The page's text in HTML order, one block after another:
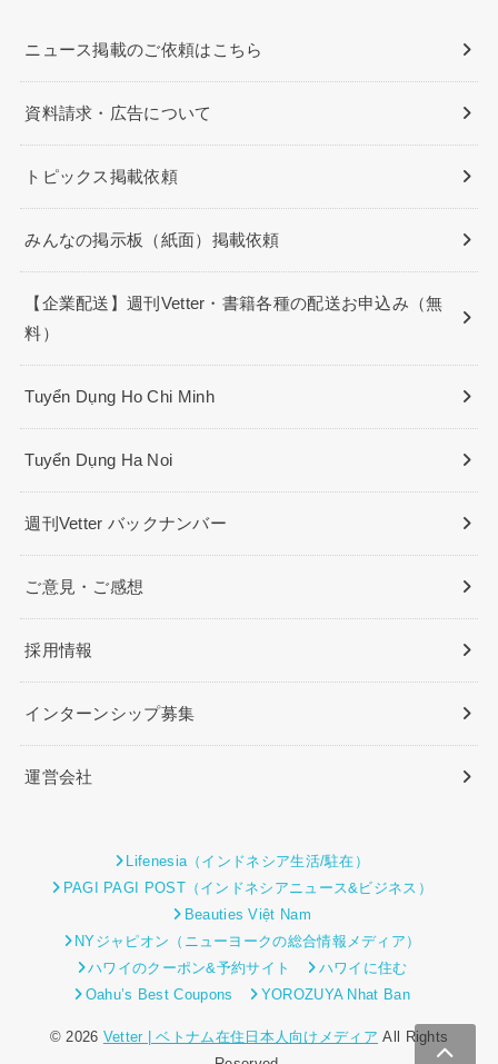
ニュース掲載のご依頼はこちら
資料請求・広告について
トピックス掲載依頼
みんなの掲示板（紙面）掲載依頼
【企業配送】週刊Vetter・書籍各種の配送お申込み（無
料）
Tuyển Dụng Ho Chi Minh
Tuyển Dụng Ha Noi
週刊Vetter バックナンバー
ご意見・ご感想
採用情報
インターンシップ募集
運営会社
Lifenesia（インドネシア生活/駐在）
PAGI PAGI POST（インドネシアニュース&ビジネス）
Beauties Việt Nam
NYジャピオン（ニューヨークの総合情報メディア）
ハワイのクーポン&予約サイト
ハワイに住む
Oahu’s Best Coupons
YOROZUYA Nhat Ban
© 2026 Vetter | ベトナム在住日本人向けメディア All Rights